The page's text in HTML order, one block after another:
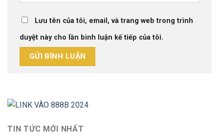
Lưu tên của tôi, email, và trang web trong trình
duyệt này cho lần bình luận kế tiếp của tôi.
TIN TỨC MỚI NHẤT